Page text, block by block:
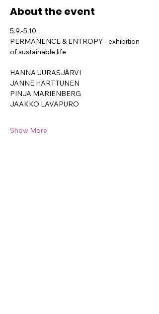
About the event
5.9.-5.10.
PERMANENCE & ENTROPY - exhibition
of sustainable life
HANNA UURASJÄRVI
JANNE HARTTUNEN
PINJA MARIENBERG
JAAKKO LAVAPURO
Show More